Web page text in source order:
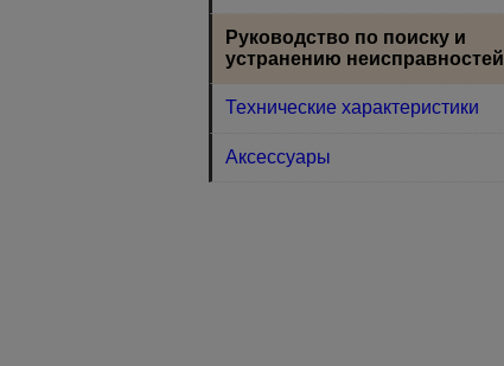
Руководство по поиску и
устранению неисправностей
Технические характеристики
Аксессуары